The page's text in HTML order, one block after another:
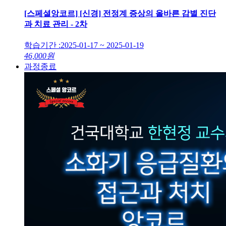
[스페셜앙코르] [신경] 전정계 증상의 올바른 감별 진단
과 치료 관리 - 2차
학습기간 :2025-01-17 ~ 2025-01-19
46,000원
과정종료